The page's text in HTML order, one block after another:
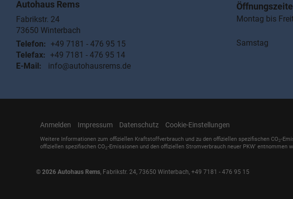
Autohaus Rems
Fabrikstr. 24
73650 Winterbach
Telefon: +49 7181 - 476 95 15
Telefax: +49 7181 - 476 95 14
E-Mail:
info@autohausrems.de
Montag bis
14:00
Samstag
Anmelden Impressum Datenschutz Cookie-Einstellungen
Weitere Informationen zum offiziellen Kraftstoffverbrauch und zu den offiziellen spezifischen CO2-
offiziellen spezifischen CO2-Emissionen und den offiziellen Stromverbrauch neuer PKW'
© 2026 Autohaus Rems Fabrikstr. 24 73650 Winterbach, +49 7181 - 476 95 15